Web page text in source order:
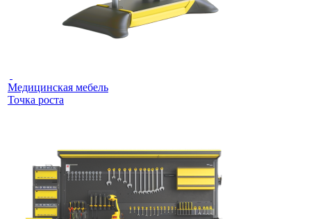
Медицинская мебель
Точка роста